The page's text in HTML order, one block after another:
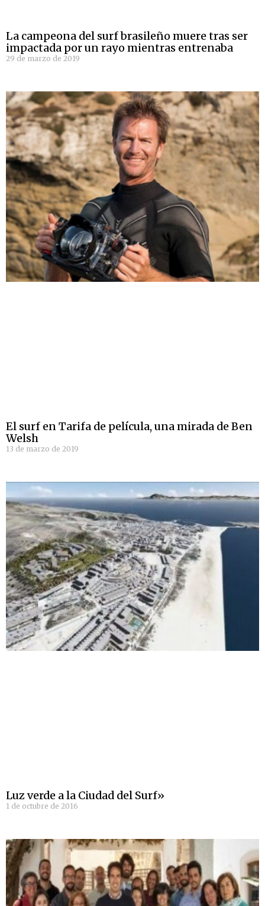
La campeona del surf brasileño muere tras ser
impactada por un rayo mientras entrenaba
29 de marzo de 2019
El surf en Tarifa de película, una mirada de Ben
Welsh
13 de marzo de 2019
Luz verde a la Ciudad del Surf»
1 de octubre de 2016